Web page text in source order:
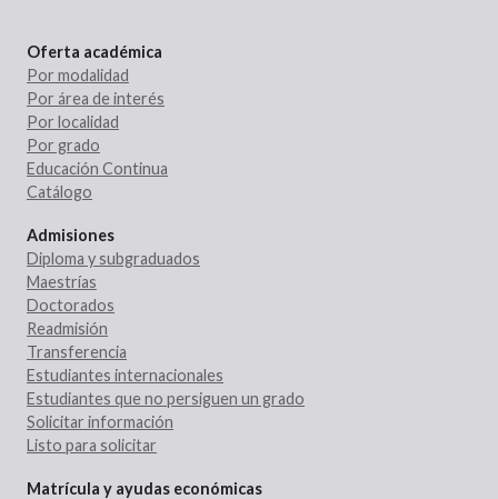
Oferta académica
Por modalidad
Por área de interés
Por localidad
Por grado
Educación Continua
Catálogo
Admisiones
Diploma y subgraduados
Maestrías
Doctorados
Readmisión
Transferencia
Estudiantes internacionales
Estudiantes que no persiguen un grado
Solicitar información
Listo para solicitar
Matrícula y ayudas económicas